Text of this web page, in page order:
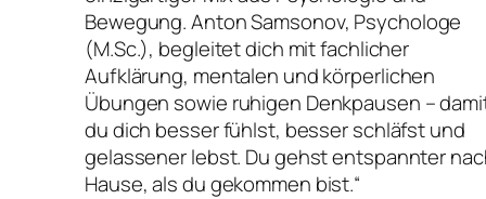
Bewegung. Anton Samsonov, Psychologe
(M.Sc.), begleitet dich mit fachlicher
Aufklärung, mentalen und körperlichen
Übungen sowie ruhigen Denkpausen –
du dich besser fühlst, besser schläfst und
gelassener lebst. Du gehst entspannter
Hause, als du gekommen bist.“